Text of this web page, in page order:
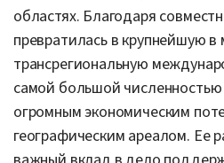
областях. Благодаря
превратилась в крупнейшую в
трансрегиональную
самой большой численностью
огромным экономическим
географическим ареалом. Ее